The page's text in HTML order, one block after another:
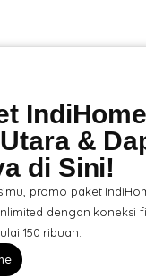
IndiHome
&
di Sini!
promo paket
dengan koneksi
150 ribuan.